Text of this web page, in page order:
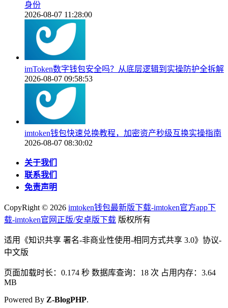
身份
2026-08-07 11:28:00
imToken数字钱包安全吗？从底层逻辑到实操防护全拆解
2026-08-07 09:58:53
imtoken钱包快速兑换教程，加密资产秒级互换实操指南
2026-08-07 08:30:02
关于我们
联系我们
免责声明
CopyRight © 2026 imtoken钱包最新版下载-imtoken官方app下
载-imtoken官网正版/安卓版下载 版权所有
适用《知识共享 署名-非商业性使用-相同方式共享 3.0》协议-
中文版
页面加载时长：0.174 秒 数据库查询：18 次 占用内存：3.64
MB
Powered By Z-BlogPHP.